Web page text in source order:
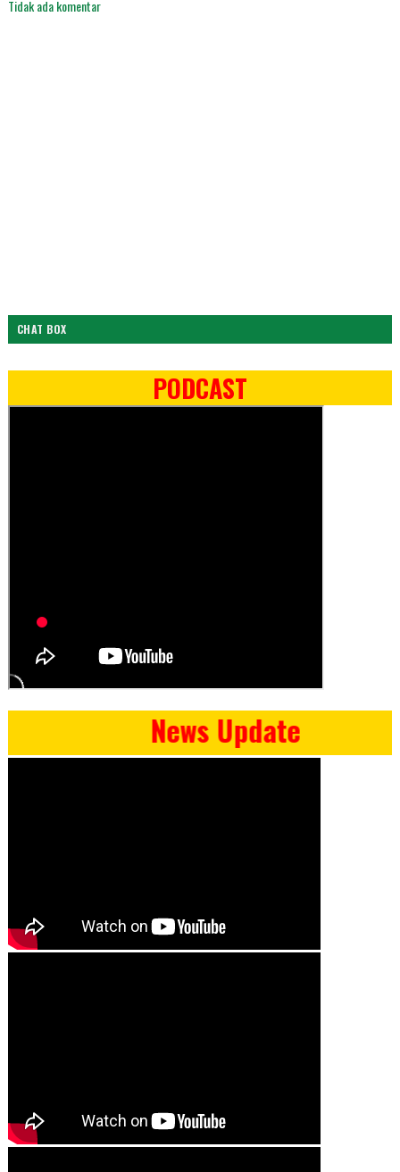
Tidak ada komentar
CHAT BOX
PODCAST
News Update